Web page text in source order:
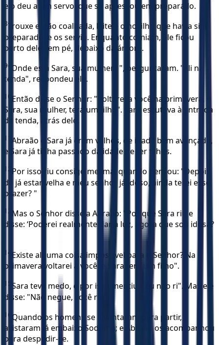
e o deu a um servo, que se apressou em prepará-lo.
8Trouxe então coalhada, leite e o novilho que havia sido
preparado, e os serviu. Enquanto comiam, ele ficou
perto deles em pé, debaixo da árvore.
9"Onde está Sara, sua mulher? ", perguntaram. "Ali na
tenda", respondeu ele.
10 Então disse o Senhor: "Voltarei a você na primavera, e
Sara, sua mulher, terá um filho". Sara escutava à entrada
da tenda, atrás dele.
11
Abraão e Sara já eram velhos, de idade bem avançada,
e Sara já tinha passado da idade de ter filhos.
12 Por isso riu consigo mesma, quando pensou: "Depois
de já estar velha e meu senhor já idoso, ainda terei esse
prazer? "
13 Mas o Senhor disse a Abraão: "Por que Sara riu e
disse: ‘Poderei realmente dar à luz, agora que sou idosa?
14 Existe alguma coisa impossível para o Senhor? Na
primavera voltarei a você, e Sara terá um filho".
15 Sara teve medo, e por isso mentiu: "Eu não ri". Mas ele
disse: "Não negue, você riu".
16 Quando os homens se levantaram para partir,
avistaram lá embaixo Sodoma; e Abraão os acompanhou
para despedir-se.